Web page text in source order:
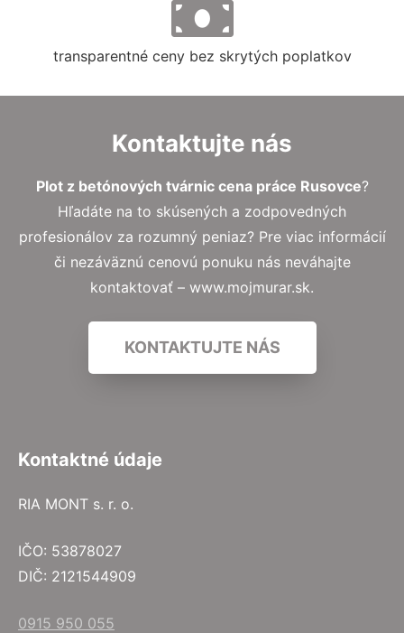
transparentné ceny bez skrytých poplatkov
Kontaktujte nás
Plot z betónových tvárnic cena práce Rusovce?
Hľadáte na to skúsených a zodpovedných
profesionálov za rozumný peniaz? Pre viac informácií
či nezáväznú cenovú ponuku nás neváhajte
kontaktovať – www.mojmurar.sk.
KONTAKTUJTE NÁS
Kontaktné údaje
RIA MONT s. r. o.
IČO: 53878027
DIČ: 2121544909
0915 950 055